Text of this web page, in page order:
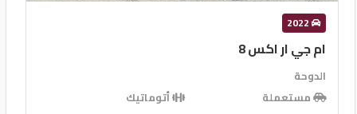
2022
ام جي ار اكس 8
الدوحة
مستعملة
أتوماتيك